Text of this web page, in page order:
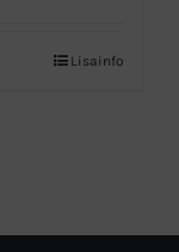
Lisainfo